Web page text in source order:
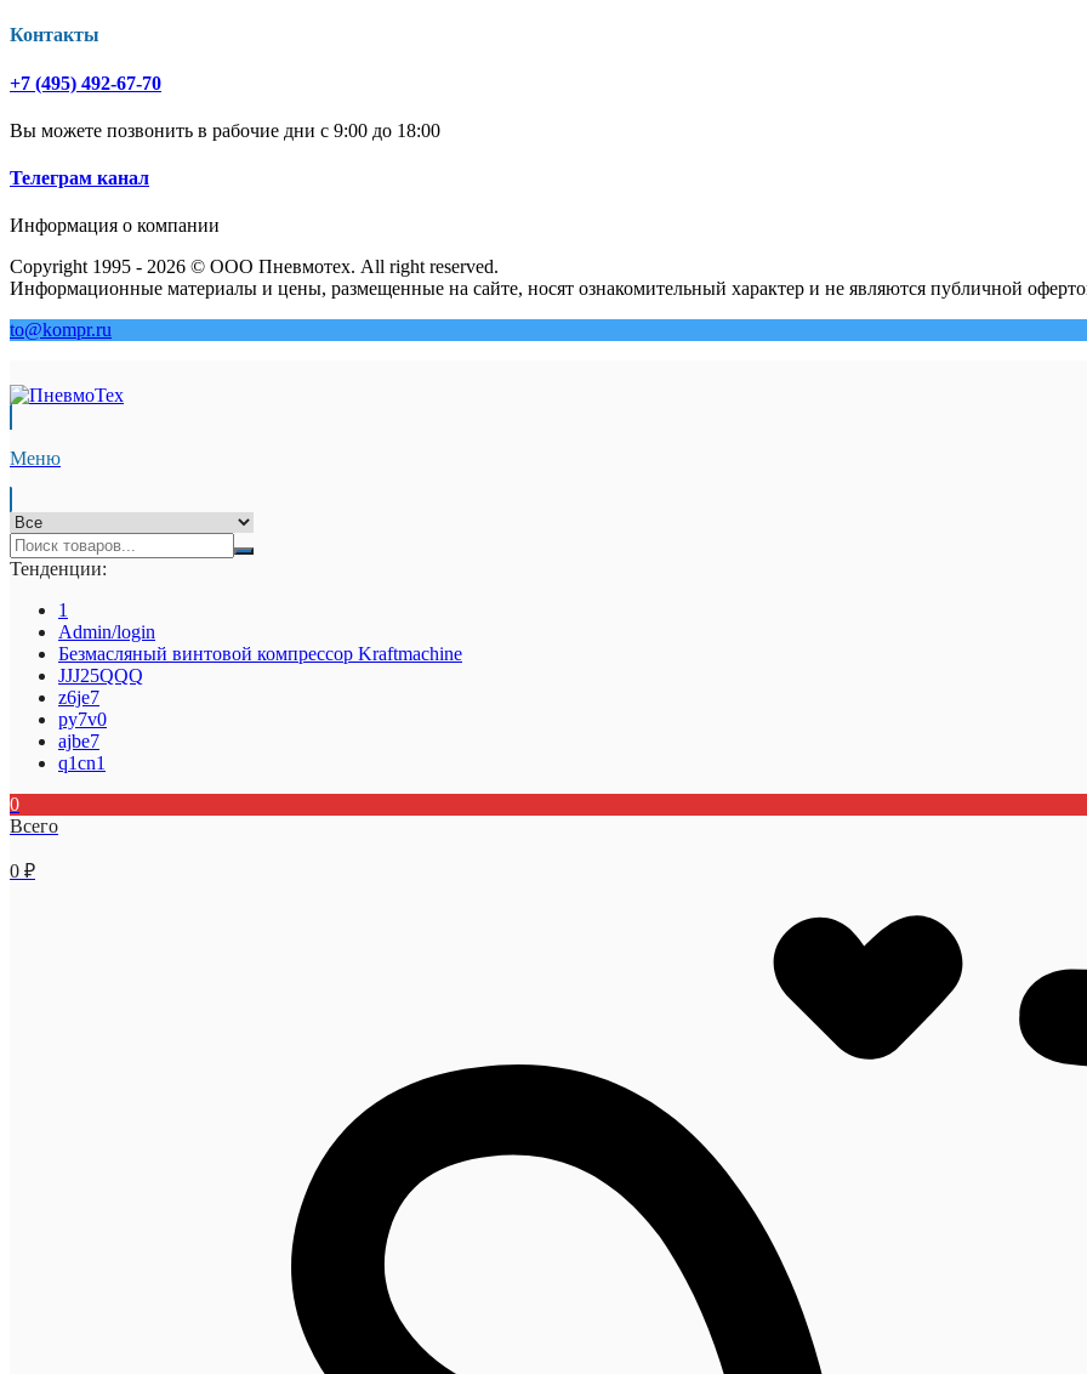
Контакты
+7 (495) 492-67-70
Вы можете позвонить в рабочие дни с 9:00 до 18:00
Телеграм канал
Информация о компании
Copyright 1995 - 2026 © ООО Пневмотех. All right reserved.
Информационные материалы и цены, размещенные на сайте, носят ознакомительный характер и не являются публичной
to@kompr.ru
Меню
Тенденции:
1
Admin/login
Безмасляный винтовой компрессор Kraftmaсhine
JJJ25QQQ
z6je7
py7v0
ajbe7
q1cn1
0
Всего
0 ₽